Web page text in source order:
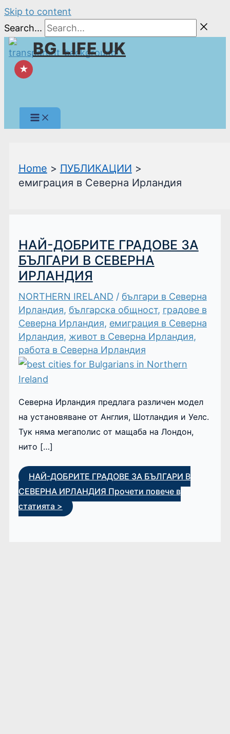
Skip to content
Search...
BG LIFE UK
★
Home
ПУБЛИКАЦИИ
емиграция в Северна Ирландия
НАЙ-ДОБРИТЕ ГРАДОВЕ ЗА
БЪЛГАРИ В СЕВЕРНА
ИРЛАНДИЯ
NORTHERN IRELAND / българи в Северна
Ирландия, българска общност, градове в
Северна Ирландия, емиграция в Северна
Ирландия, живот в Северна Ирландия,
работа в Северна Ирландия
Северна Ирландия предлага различен модел
на установяване от Англия, Шотландия и Уелс.
Тук няма мегаполис от мащаба на Лондон,
нито […]
НАЙ-ДОБРИТЕ ГРАДОВЕ ЗА БЪЛГАРИ В
СЕВЕРНА ИРЛАНДИЯ Прочети повече в
статията >